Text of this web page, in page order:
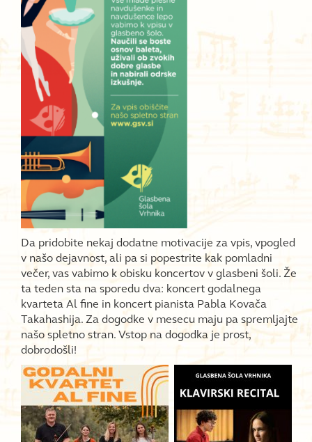
Da pridobite nekaj dodatne motivacije za vpis, vpogled
v našo dejavnost, ali pa si popestrite kak pomladni
večer, vas vabimo k obisku koncertov v glasbeni šoli. Že
ta teden sta na sporedu dva: koncert godalnega
kvarteta Al fine in koncert pianista Pabla Kovača
Takahashija. Za dogodke v mesecu maju pa spremljajte
našo spletno stran. Vstop na dogodka je prost,
dobrodošli!